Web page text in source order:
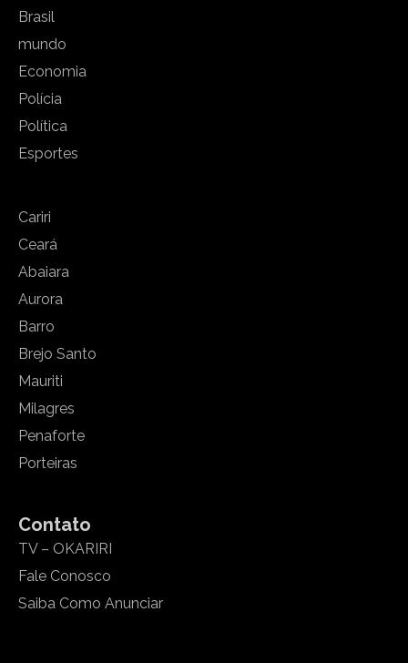
Brasil
mundo
Economia
Polícia
Política
Esportes
Cariri
Ceará
Abaiara
Aurora
Barro
Brejo Santo
Mauriti
Milagres
Penaforte
Porteiras
Contato
TV – OKARIRI
Fale Conosco
Saiba Como Anunciar